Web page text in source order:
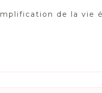
de la vie